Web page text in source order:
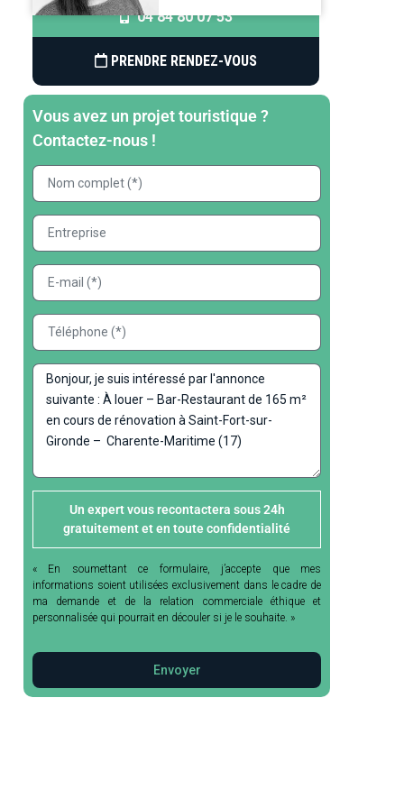
04 84 80 07 53
PRENDRE RENDEZ-VOUS
Vous avez un projet touristique ?
Contactez-nous !
Un expert vous recontactera sous 24h
gratuitement et en toute confidentialité
« En soumettant ce formulaire, j’accepte que mes
informations soient utilisées exclusivement dans le cadre de
ma demande et de la relation commerciale éthique et
personnalisée qui pourrait en découler si je le souhaite. »
Envoyer